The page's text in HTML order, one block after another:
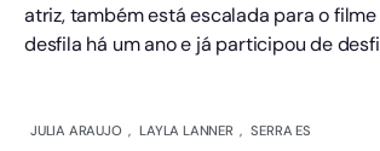
atriz, também está escalada para o filme
desfila há um ano e já participou de
JULIA ARAUJO , LAYLA LANNER , SERRA ES